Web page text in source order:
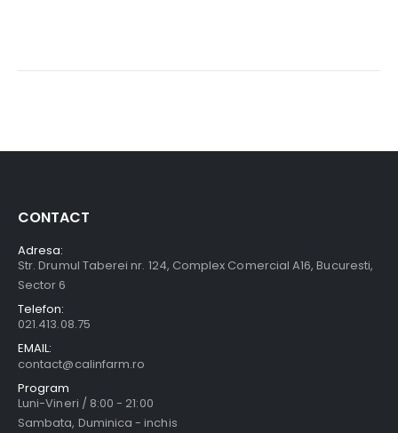
CONTACT
Adresa:
Str. Drumul Taberei nr. 124, Complex Comercial A16, Bucuresti,
Sector 6
Telefon:
021.413.08.75
EMAIL:
contact@calinfarm.ro
Program
Luni-Vineri / 8:00 - 21:00
Sambata, Duminica - inchis